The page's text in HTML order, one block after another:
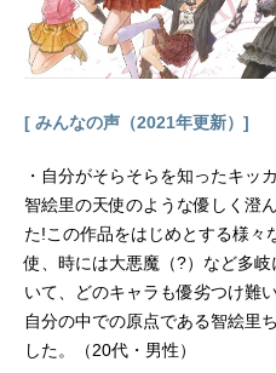
[ みんなの声（2021年更新）]
・自分がそらそらを知ったキッ
智絵里の天使のような優しく澄
た!この作品をはじめとする様々
使、時には大悪魔（?）など多
いて、どのキャラも優劣つけ難
自分の中での原点である智絵里
した。（20代・男性）